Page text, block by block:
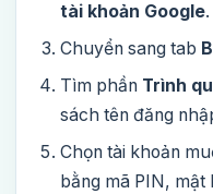
tài khoản Google.
Chuyển sang tab
Tìm phần Trình
sách tên đăng
Chọn tài khoản
bằng mã PIN, mật